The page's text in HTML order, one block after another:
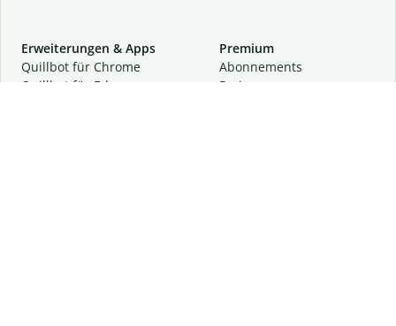
Erweiterungen & Apps
Quillbot für Chrome
Quillbot für Edge
Premium
Abon­ne­ments
Preise